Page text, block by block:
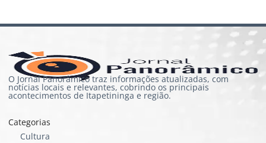
O Jornal Panorâmico traz informações atualizadas, com
notícias locais e relevantes, cobrindo os principais
acontecimentos de Itapetininga e região.
Categorias
Cultura